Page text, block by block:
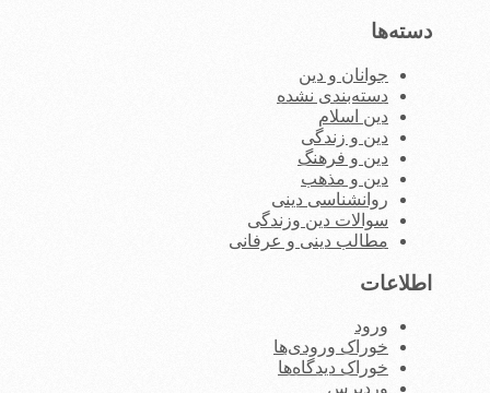
دسته‌ها
جوانان و دین
دسته‌بندی نشده
دین اسلام
دین و زندگی
دین و فرهنگ
دین و مذهب
روانشناسی دینی
سوالات دین وزندگی
مطالب دینی و عرفانی
اطلاعات
ورود
خوراک ورودی‌ها
خوراک دیدگاه‌ها
وردپرس